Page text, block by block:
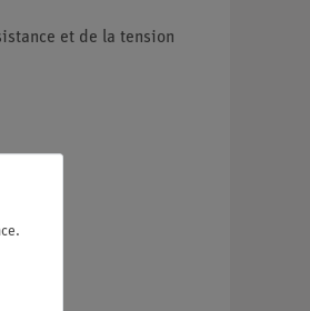
et de la tension